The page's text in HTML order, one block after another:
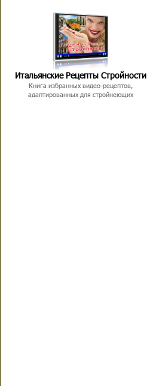
Итальянские Рецепты Стройности
Книга избранных видео-рецептов,
адаптированных для стройнеющих